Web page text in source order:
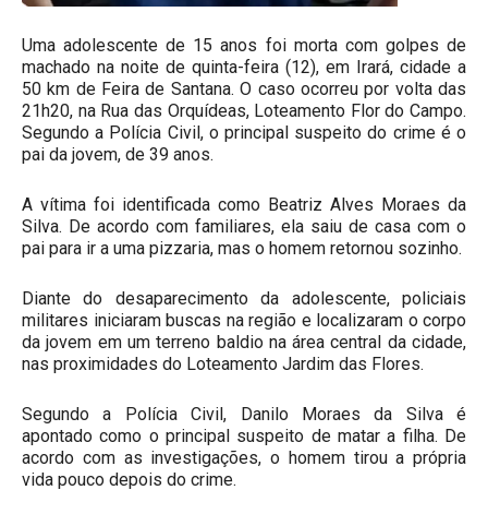
Uma adolescente de 15 anos foi morta com golpes de
machado na noite de quinta-feira (12), em Irará, cidade a
50 km de Feira de Santana. O caso ocorreu por volta das
21h20, na Rua das Orquídeas, Loteamento Flor do Campo.
Segundo a Polícia Civil, o principal suspeito do crime é o
pai da jovem, de 39 anos.
A vítima foi identificada como Beatriz Alves Moraes da
Silva. De acordo com familiares, ela saiu de casa com o
pai para ir a uma pizzaria, mas o homem retornou sozinho.
Diante do desaparecimento da adolescente, policiais
militares iniciaram buscas na região e localizaram o corpo
da jovem em um terreno baldio na área central da cidade,
nas proximidades do Loteamento Jardim das Flores.
Segundo a Polícia Civil, Danilo Moraes da Silva é
apontado como o principal suspeito de matar a filha. De
acordo com as investigações, o homem tirou a própria
vida pouco depois do crime.